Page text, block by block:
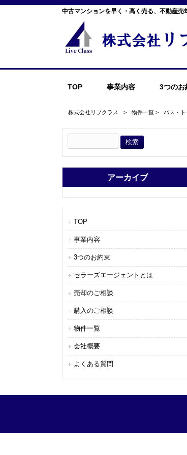
中古マンションを早く・高く売る、不動産売
TOP 事業内容 3つのお
株式会社リブクラス > 物件一覧 > バス・ト
アーカイブ
TOP
事業内容
3つのお約束
セラーズエージェントとは
売却のご相談
購入のご相談
物件一覧
会社概要
よくある質問